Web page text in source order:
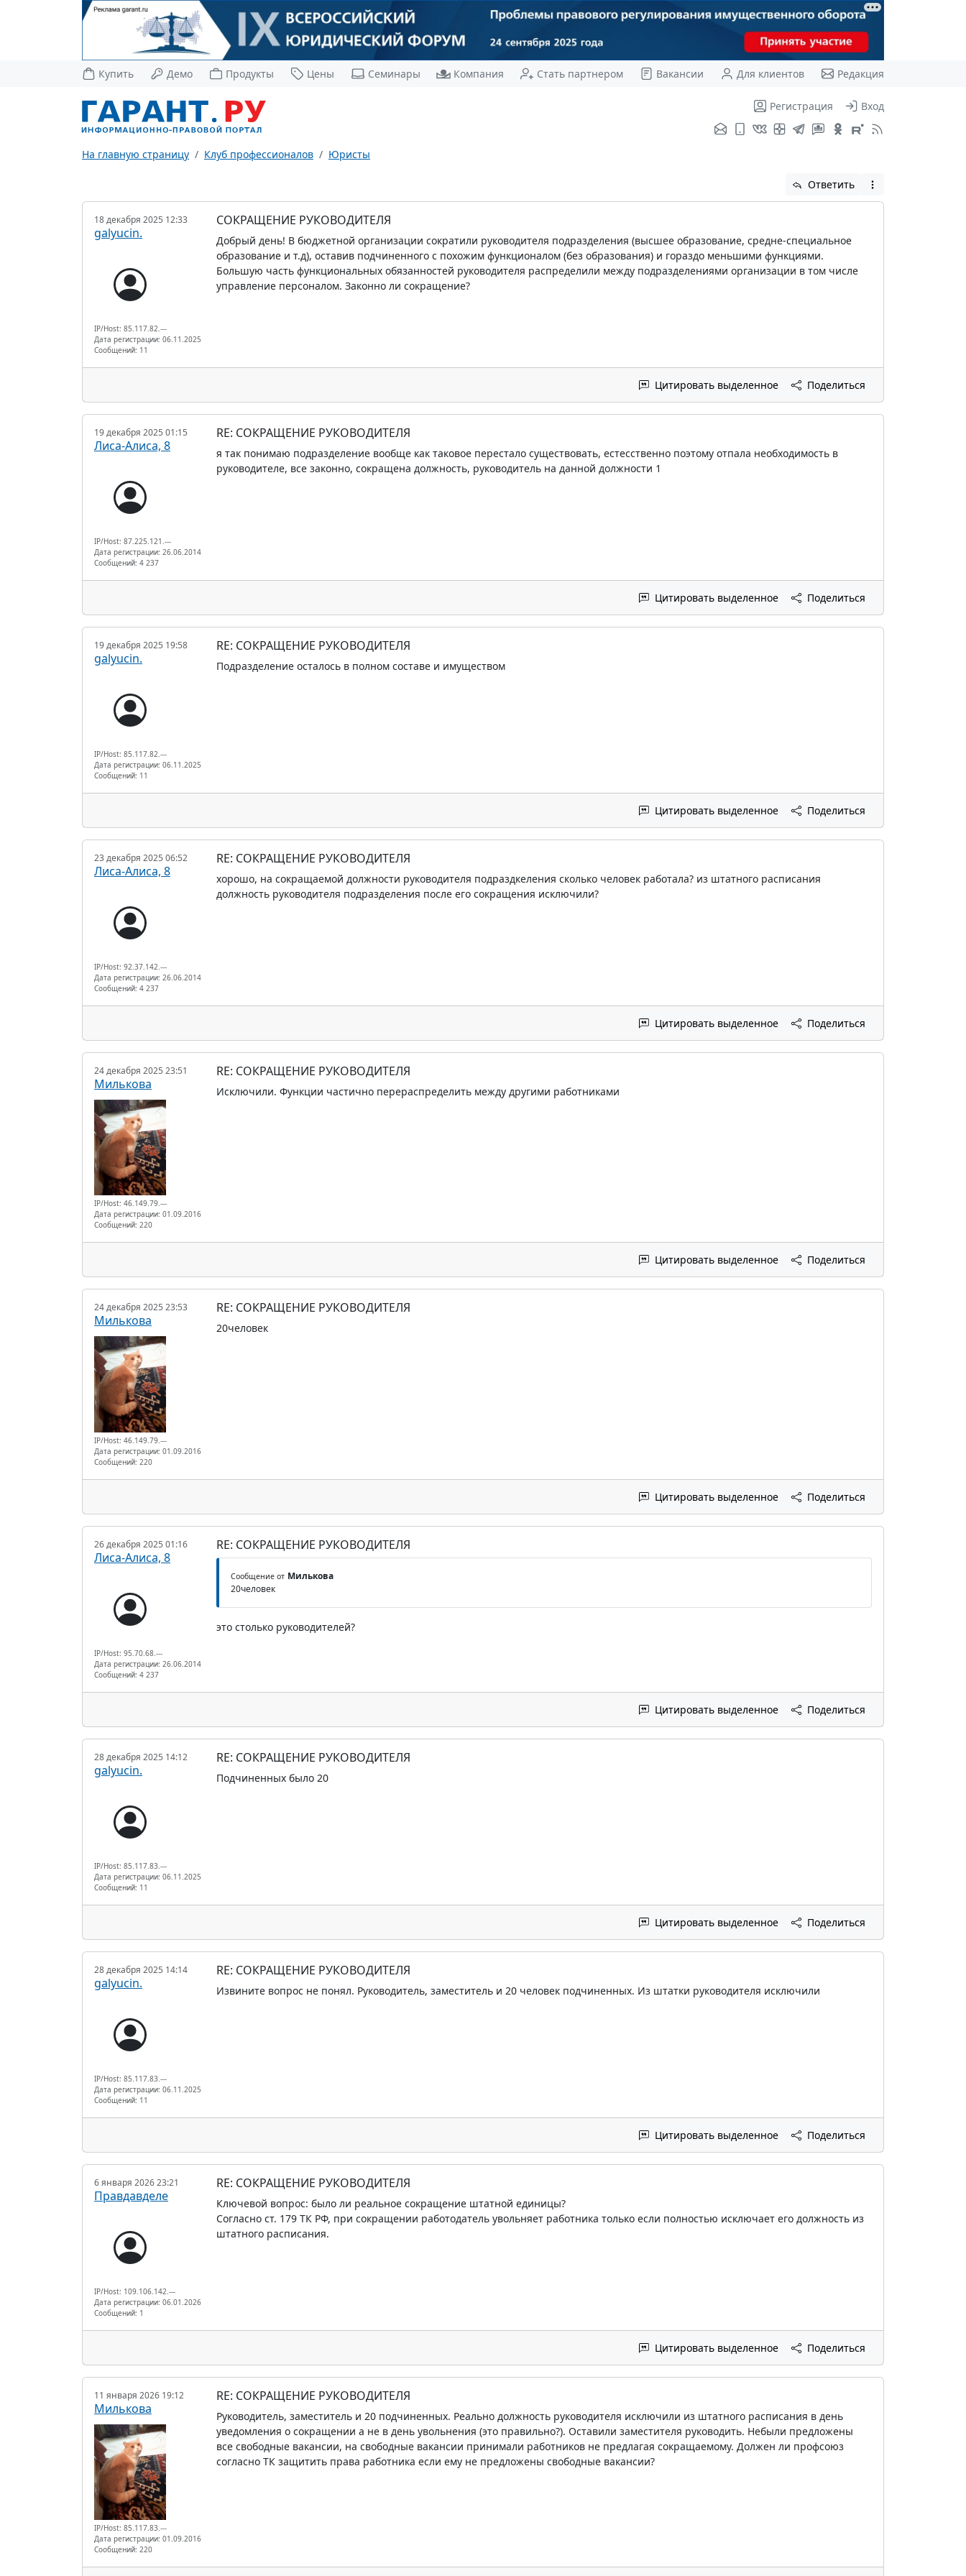
Купить Демо Продукты Цены Семинары Компания Стать партнером Вакансии Для клиентов Редакция
Регистрация Вход
На главную страницу Клуб профессионалов Юристы
Ответить
18 декабря 2025 12:33
galyucin.
IP/Host: 85.117.82.---
Дата регистрации: 06.11.2025
Сообщений: 11
СОКРАЩЕНИЕ РУКОВОДИТЕЛЯ
Добрый день! В бюджетной организации сократили руководителя подразделения (высшее образование, средне-специальное
образование и т.д), оставив подчиненного с похожим функционалом (без образования) и гораздо меньшими функциями.
Большую часть функциональных обязанностей руководителя распределили между подразделениями организации в том числе
управление персоналом. Законно ли сокращение?
Цитировать выделенное Поделиться
19 декабря 2025 01:15
Лиса-Алиса, 8
IP/Host: 87.225.121.---
Дата регистрации: 26.06.2014
Сообщений: 4 237
RE: СОКРАЩЕНИЕ РУКОВОДИТЕЛЯ
я так понимаю подразделение вообще как таковое перестало существовать, естесственно поэтому отпала необходимость в
руководителе, все законно, сокращена должность, руководитель на данной должности 1
Цитировать выделенное Поделиться
19 декабря 2025 19:58
galyucin.
IP/Host: 85.117.82.---
Дата регистрации: 06.11.2025
Сообщений: 11
RE: СОКРАЩЕНИЕ РУКОВОДИТЕЛЯ
Подразделение осталось в полном составе и имуществом
Цитировать выделенное Поделиться
23 декабря 2025 06:52
Лиса-Алиса, 8
IP/Host: 92.37.142.---
Дата регистрации: 26.06.2014
Сообщений: 4 237
RE: СОКРАЩЕНИЕ РУКОВОДИТЕЛЯ
хорошо, на сокращаемой должности руководителя подраздкеления сколько человек работала? из штатного расписания
должность руководителя подразделения после его сокращения исключили?
Цитировать выделенное Поделиться
24 декабря 2025 23:51
Милькова
IP/Host: 46.149.79.---
Дата регистрации: 01.09.2016
Сообщений: 220
RE: СОКРАЩЕНИЕ РУКОВОДИТЕЛЯ
Исключили. Функции частично перераспределить между другими работниками
Цитировать выделенное Поделиться
24 декабря 2025 23:53
Милькова
IP/Host: 46.149.79.---
Дата регистрации: 01.09.2016
Сообщений: 220
RE: СОКРАЩЕНИЕ РУКОВОДИТЕЛЯ
20человек
Цитировать выделенное Поделиться
26 декабря 2025 01:16
Лиса-Алиса, 8
IP/Host: 95.70.68.---
Дата регистрации: 26.06.2014
Сообщений: 4 237
RE: СОКРАЩЕНИЕ РУКОВОДИТЕЛЯ
Сообщение от Милькова
20человек
это столько руководителей?
Цитировать выделенное Поделиться
28 декабря 2025 14:12
galyucin.
IP/Host: 85.117.83.---
Дата регистрации: 06.11.2025
Сообщений: 11
RE: СОКРАЩЕНИЕ РУКОВОДИТЕЛЯ
Подчиненных было 20
Цитировать выделенное Поделиться
28 декабря 2025 14:14
galyucin.
IP/Host: 85.117.83.---
Дата регистрации: 06.11.2025
Сообщений: 11
RE: СОКРАЩЕНИЕ РУКОВОДИТЕЛЯ
Извините вопрос не понял. Руководитель, заместитель и 20 человек подчиненных. Из штатки руководителя исключили
Цитировать выделенное Поделиться
6 января 2026 23:21
Правдавделе
IP/Host: 109.106.142.---
Дата регистрации: 06.01.2026
Сообщений: 1
RE: СОКРАЩЕНИЕ РУКОВОДИТЕЛЯ
Ключевой вопрос: было ли реальное сокращение штатной единицы?
Согласно ст. 179 ТК РФ, при сокращении работодатель увольняет работника только если полностью исключает его должность из
штатного расписания.
Цитировать выделенное Поделиться
11 января 2026 19:12
Милькова
IP/Host: 85.117.83.---
Дата регистрации: 01.09.2016
Сообщений: 220
RE: СОКРАЩЕНИЕ РУКОВОДИТЕЛЯ
Руководитель, заместитель и 20 подчиненных. Реально должность руководителя исключили из штатного расписания в день
уведомления о сокращении а не в день увольнения (это правильно?). Оставили заместителя руководить. Небыли предложены
все свободные вакансии, на свободные вакансии принимали работников не предлагая сокращаемому. Должен ли профсоюз
согласно ТК защитить права работника если ему не предложены свободные вакансии?